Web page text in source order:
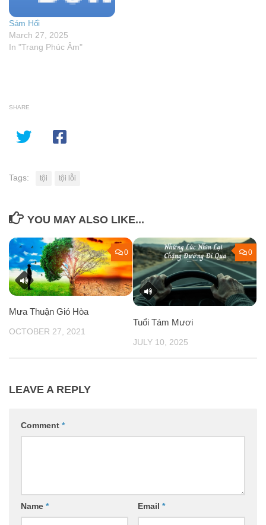
Sám Hối
March 27, 2025
In "Trang Phúc Âm"
SHARE
Tags: tội tội lỗi
YOU MAY ALSO LIKE...
0
Mưa Thuận Gió Hòa
OCTOBER 27, 2021
0
Tuổi Tám Mươi
JULY 10, 2025
LEAVE A REPLY
Comment *
Name * Email *